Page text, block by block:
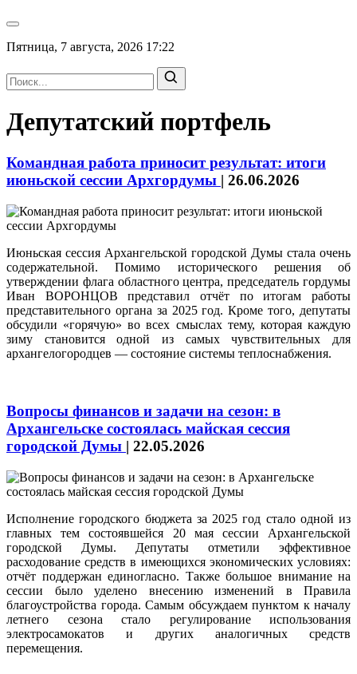
Пятница, 7 августа, 2026 17:22
Депутатский портфель
Командная работа приносит результат: итоги
июньской сессии Архгордумы | 26.06.2026
Июньская сессия Архангельской городской Думы стала очень
содержательной. Помимо исторического решения об
утверждении флага областного центра, председатель гордумы
Иван ВОРОНЦОВ представил отчёт по итогам работы
представительного органа за 2025 год. Кроме того, депутаты
обсудили «горячую» во всех смыслах тему, которая каждую
зиму становится одной из самых чувствительных для
архангелогородцев — состояние системы теплоснабжения.
Вопросы финансов и задачи на сезон: в
Архангельске состоялась майская сессия
городской Думы | 22.05.2026
Исполнение городского бюджета за 2025 год стало одной из
главных тем состоявшейся 20 мая сессии Архангельской
городской Думы. Депутаты отметили эффективное
расходование средств в имеющихся экономических условиях:
отчёт поддержан единогласно. Также большое внимание на
сессии было уделено внесению изменений в Правила
благоустройства города. Самым обсуждаем пунктом к началу
летнего сезона стало регулирование использования
электросамокатов и других аналогичных средств
перемещения.